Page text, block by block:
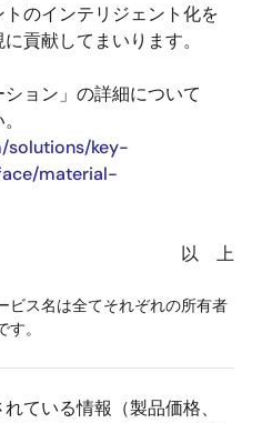
のインテリジェント化を
貢献してまいります。
ション」の詳細について
solutions/key-
material-
以 上
ビス名は全てそれぞれの所有者
。
ている情報（製品価格、